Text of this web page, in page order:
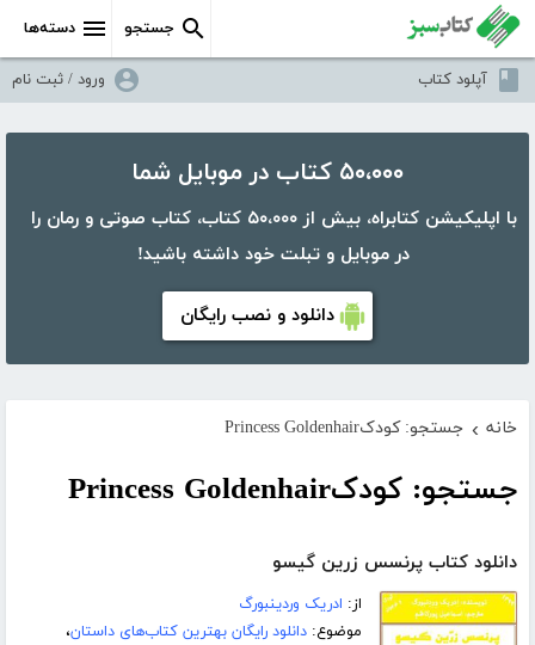
دسته‌ها جستجو
آپلود کتاب ورود / ثبت نام
۵۰،۰۰۰ کتاب در موبایل شما
با اپلیکیشن کتابراه، بیش از ۵۰،۰۰۰ کتاب، کتاب صوتی و رمان را
در موبایل و تبلت خود داشته باشید!
دانلود و نصب رایگان
خانه › جستجو: کودکPrincess Goldenhair
جستجو: کودکPrincess Goldenhair
دانلود کتاب پرنسس زرین گیسو
از: ادریک وردینبورگ
موضوع:دانلود رایگان بهترین کتاب‌های داستان،